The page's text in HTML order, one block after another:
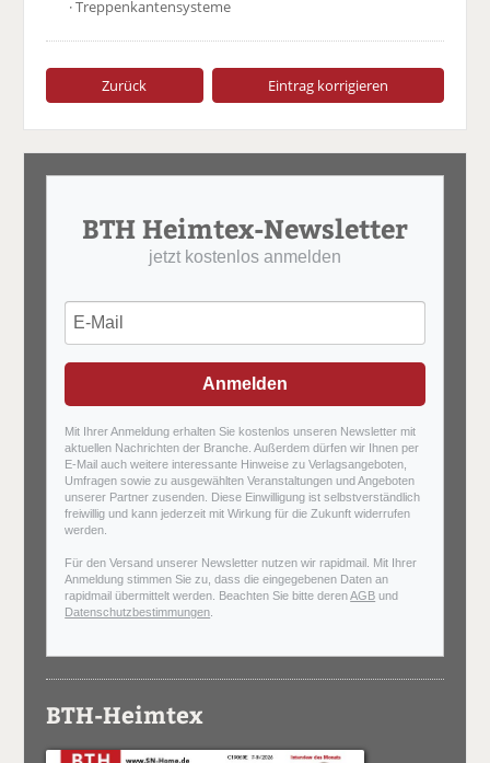
· Treppenkantensysteme
Zurück Eintrag korrigieren
BTH Heimtex-Newsletter
jetzt kostenlos anmelden
Anmelden
Mit Ihrer Anmeldung erhalten Sie kostenlos unseren Newsletter mit
aktuellen Nachrichten der Branche. Außerdem dürfen wir Ihnen per
E-Mail auch weitere interessante Hinweise zu Verlagsangeboten,
Umfragen sowie zu ausgewählten Veranstaltungen und Angeboten
unserer Partner zusenden. Diese Einwilligung ist selbstverständlich
freiwillig und kann jederzeit mit Wirkung für die Zukunft widerrufen
werden.
Für den Versand unserer Newsletter nutzen wir rapidmail. Mit Ihrer
Anmeldung stimmen Sie zu, dass die eingegebenen Daten an
rapidmail übermittelt werden. Beachten Sie bitte derenAGB und
Datenschutzbestimmungen
BTH-Heimtex